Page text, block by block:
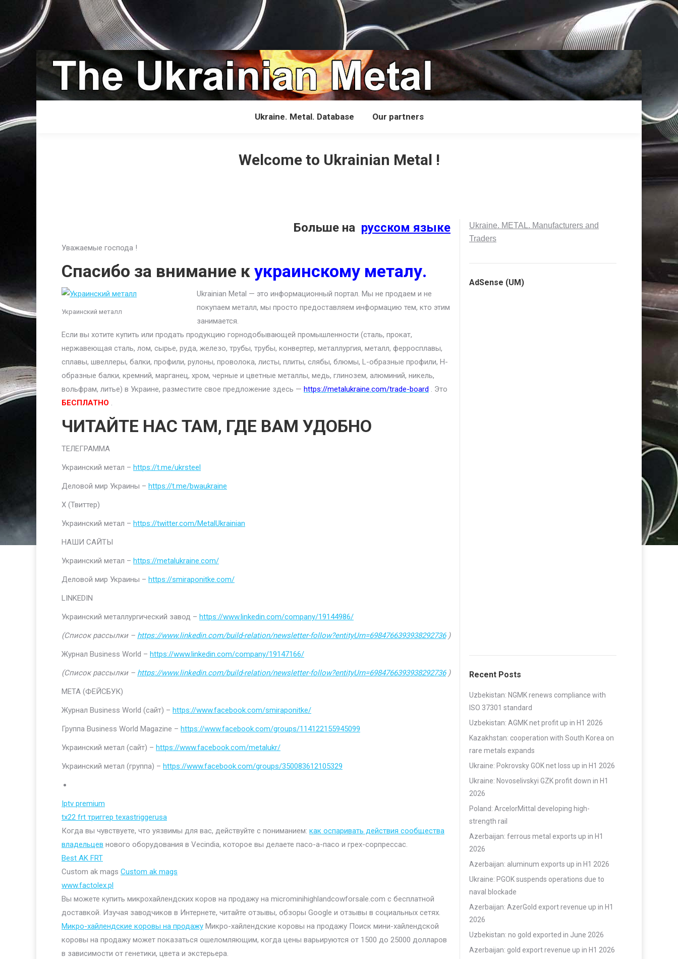
Ukraine. Metal. Database Our partners
Welcome to Ukrainian Metal !
Больше на русском языке
Уважаемые господа !
Спасибо за внимание к украинскому металу.
Украинский металл
Ukrainian Metal — это информационный портал. Мы не продаем и не
покупаем металл, мы просто предоставляем информацию тем, кто этим
занимается.
Если вы хотите купить или продать продукцию горнодобывающей промышленности (сталь, прокат,
нержавеющая сталь, лом, сырье, руда, железо, трубы, трубы, конвертер, металлургия, металл, ферросплавы,
сплавы, швеллеры, балки, профили, рулоны, проволока, листы, плиты, слябы, блюмы, L-образные профили, H-
образные балки, кремний, марганец, хром, черные и цветные металлы, медь, глинозем, алюминий, никель,
вольфрам, литье) в Украине, разместите свое предложение здесь — https://metalukraine.com/trade-board . Это
БЕСПЛАТНО .
ЧИТАЙТЕ НАС ТАМ, ГДЕ ВАМ УДОБНО
ТЕЛЕГРАММА
Украинский метал – https://t.me/ukrsteel
Деловой мир Украины – https://t.me/bwaukraine
Х (Твиттер)
Украинский метал – https://twitter.com/MetalUkrainian
НАШИ САЙТЫ
Украинский метал – https://metalukraine.com/
Деловой мир Украины – https://smiraponitke.com/
LINKEDIN
Украинский металлургический завод – https://www.linkedin.com/company/19144986/
(Список рассылки – https://www.linkedin.com/build-relation/newsletter-follow?entityUrn=6984766393938292736)
Журнал Business World – https://www.linkedin.com/company/19147166/
(Список рассылки – https://www.linkedin.com/build-relation/newsletter-follow?entityUrn=6984766393938292736)
МЕТА (ФЕЙСБУК)
Журнал Business World (сайт) – https://www.facebook.com/smiraponitke/
Группа Business World Magazine – https://www.facebook.com/groups/114122155945099
Украинский метал (сайт) – https://www.facebook.com/metalukr/
Украинский метал (группа) – https://www.facebook.com/groups/350083612105329
Iptv premium
tx22 frt триггер texastriggerusa
Когда вы чувствуете, что уязвимы для вас, действуйте с пониманием: как оспаривать действия сообщества
владельцев нового оборудования в Vecindia, которое вы делаете пасо-а-пасо и грех-сорпрессас.
Best AK FRT
Custom ak mags Custom ak mags
www.factolex.pl
Вы можете купить микрохайлендских коров на продажу на microminihighlandcowforsale.com с бесплатной
доставкой. Изучая заводчиков в Интернете, читайте отзывы, обзоры Google и отзывы в социальных сетях.
Микро-хайлендские коровы на продажу Микро-хайлендские коровы на продажу Поиск мини-хайлендской
коровы на продажу может показаться ошеломляющим, когда цены варьируются от 1500 до 25000 долларов
в зависимости от генетики, цвета и экстерьера.
Ukraine. METAL. Manufacturers and
Traders
AdSense (UM)
Recent Posts
Uzbekistan: NGMK renews compliance with
ISO 37301 standard
Uzbekistan: AGMK net profit up in H1 2026
Kazakhstan: cooperation with South Korea on
rare metals expands
Ukraine: Pokrovsky GOK net loss up in H1 2026
Ukraine: Novoselivskyi GZK profit down in H1
2026
Poland: ArcelorMittal developing high-
strength rail
Azerbaijan: ferrous metal exports up in H1
2026
Azerbaijan: aluminum exports up in H1 2026
Ukraine: PGOK suspends operations due to
naval blockade
Azerbaijan: AzerGold export revenue up in H1
2026
Uzbekistan: no gold exported in June 2026
Azerbaijan: gold export revenue up in H1 2026